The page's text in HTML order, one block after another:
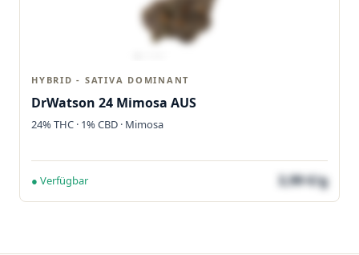
HYBRID - SATIVA DOMINANT
DrWatson 24 Mimosa AUS
24% THC · 1% CBD · Mimosa
● Verfügbar 3,99 €/g